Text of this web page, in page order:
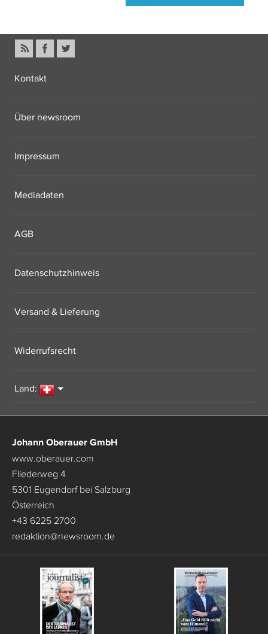
Kontakt
Über newsroom
Impressum
Mediadaten
AGB
Datenschutzhinweis
Versand & Lieferung
Widerrufsrecht
Land:
Johann Oberauer GmbH
www.oberauer.com
Fliederweg 4
5301 Eugendorf bei Salzburg
Österreich
+43 6225 2700
redaktion@newsroom.de